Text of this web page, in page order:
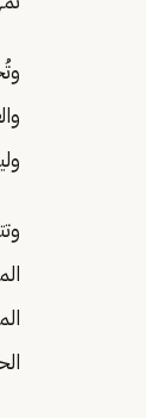
الحاصلين